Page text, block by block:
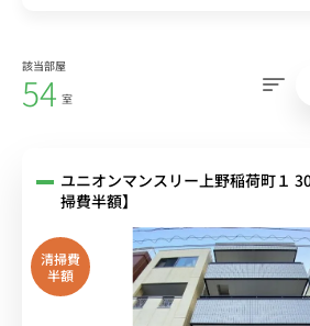
該当部屋
54 室
ユニオンマンスリー上野稲荷町１
掃費半額】
清掃費
半額